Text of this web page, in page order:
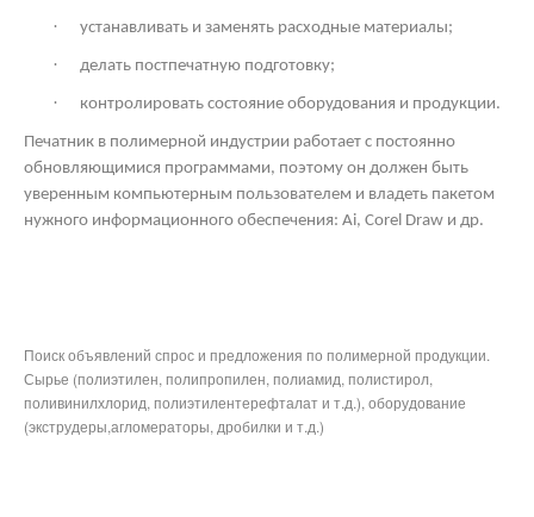
· устанавливать и заменять расходные материалы;
· делать постпечатную подготовку;
· контролировать состояние оборудования и продукции.
Печатник в полимерной индустрии работает с постоянно
обновляющимися программами, поэтому он должен быть
уверенным компьютерным пользователем и владеть пакетом
нужного информационного обеспечения: Ai, Corel Draw и др.
Поиск объявлений спрос и предложения по полимерной продукции.
Сырье (полиэтилен, полипропилен, полиамид, полистирол,
поливинилхлорид, полиэтилентерефталат и т.д.), оборудование
(экструдеры,агломераторы, дробилки и т.д.)